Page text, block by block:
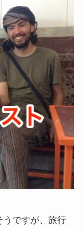
うですが、旅行